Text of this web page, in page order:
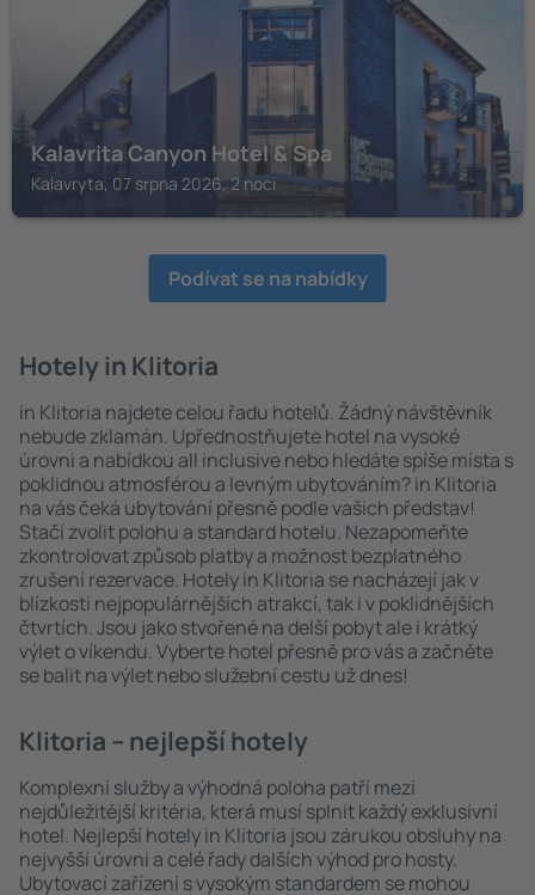
Kalavrita Canyon Hotel & Spa
Kalavryta, 07 srpna 2026, 2 noci
Podívat se na nabídky
Hotely in Klitoria
in Klitoria najdete celou řadu hotelů. Žádný návštěvník
nebude zklamán. Upřednostňujete hotel na vysoké
úrovni a nabídkou all inclusive nebo hledáte spíše místa s
poklidnou atmosférou a levným ubytováním? in Klitoria
na vás čeká ubytování přesně podle vašich představ!
Stačí zvolit polohu a standard hotelu. Nezapomeňte
zkontrolovat způsob platby a možnost bezplatného
zrušení rezervace. Hotely in Klitoria se nacházejí jak v
blízkosti nejpopulárnějších atrakcí, tak i v poklidnějších
čtvrtích. Jsou jako stvořené na delší pobyt ale i krátký
výlet o víkendu. Vyberte hotel přesně pro vás a začněte
se balit na výlet nebo služební cestu už dnes!
Klitoria – nejlepší hotely
Komplexní služby a výhodná poloha patří mezi
nejdůležitější kritéria, která musí splnit každý exklusivní
hotel. Nejlepší hotely in Klitoria jsou zárukou obsluhy na
nejvyšší úrovni a celé řady dalších výhod pro hosty.
Ubytovací zařízení s vysokým standardem se mohou